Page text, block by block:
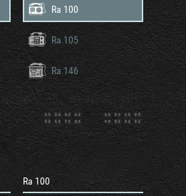
Ra 100
Ra 105
Ra 146
Ra 100